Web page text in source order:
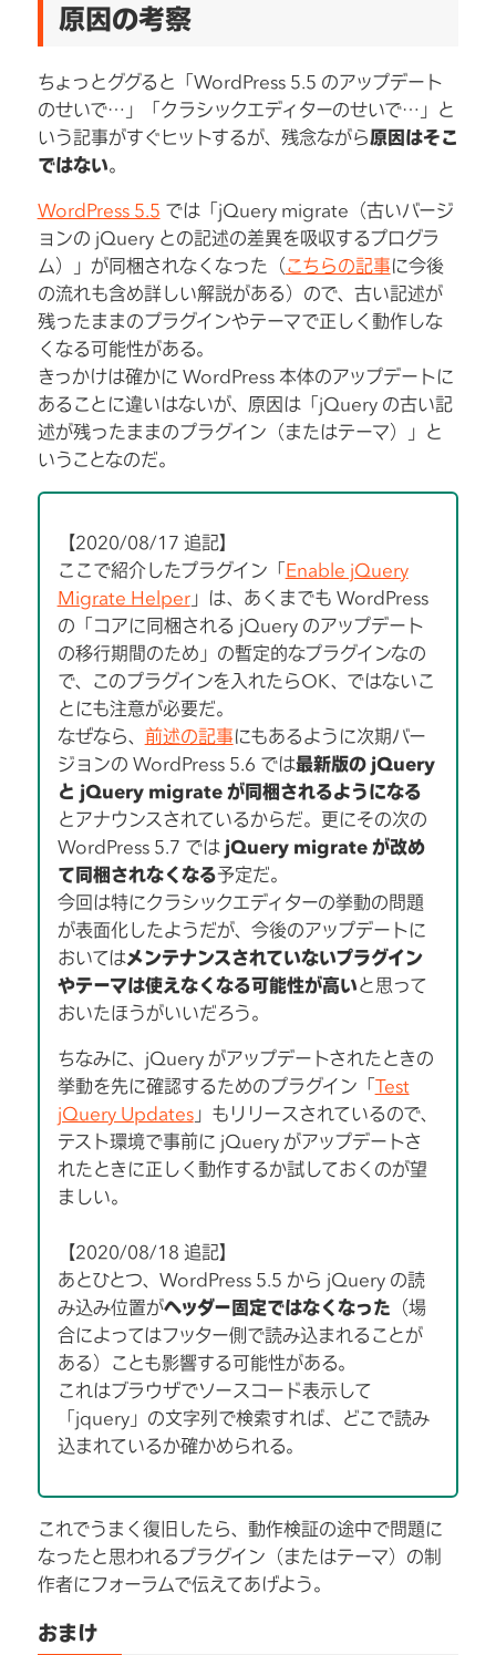
原因の考察
ちょっとググると「WordPress 5.5 のアップデート
のせいで…」「クラシックエディターのせいで…」と
いう記事がすぐヒットするが、残念ながら原因はそこ
ではない。
WordPress 5.5 では「jQuery migrate（古いバージ
ョンの jQuery との記述の差異を吸収するプログラ
ム）」が同梱されなくなった（こちらの記事に今後
の流れも含め詳しい解説がある）ので、古い記述が
残ったままのプラグインやテーマで正しく動作しな
くなる可能性がある。
きっかけは確かに WordPress 本体のアップデートに
あることに違いはないが、原因は「jQuery の古い記
述が残ったままのプラグイン（またはテーマ）」と
いうことなのだ。
【2020/08/17 追記】
ここで紹介したプラグイン「Enable jQuery
Migrate Helper」は、あくまでも WordPress
の「コアに同梱される jQuery のアップデート
の移行期間のため」の暫定的なプラグインなの
で、このプラグインを入れたらOK、ではないこ
とにも注意が必要だ。
なぜなら、 前述の記事にもあるように次期バー
ジョンの WordPress 5.6 では最新版の jQuery
と jQuery migrate が同梱されるようになる
とアナウンスされているからだ。更にその次の
WordPress 5.7 ではjQuery migrate が改め
て同梱されなくなる予定だ。
今回は特にクラシックエディターの挙動の問題
が表面化したようだが、今後のアップデートに
おいてはメンテナンスされていないプラグイン
やテーマは使えなくなる可能性が高いと思って
おいたほうがいいだろう。
ちなみに、jQuery がアップデートされたときの
挙動を先に確認するためのプラグイン「Test
jQuery Updates」もリリースされているので、
テスト環境で事前に jQuery がアップデートさ
れたときに正しく動作するか試しておくのが望
ましい。
【2020/08/18 追記】
あとひとつ、WordPress 5.5 から jQuery の読
み込み位置がヘッダー固定ではなくなった （場
合によってはフッター側で読み込まれることが
ある）ことも影響する可能性がある。
これはブラウザでソースコード表示して
「jquery」の文字列で検索すれば、どこで読み
込まれているか確かめられる。
これでうまく復旧したら、動作検証の途中で問題に
なったと思われるプラグイン（またはテーマ）の制
作者にフォーラムで伝えてあげよう。
おまけ